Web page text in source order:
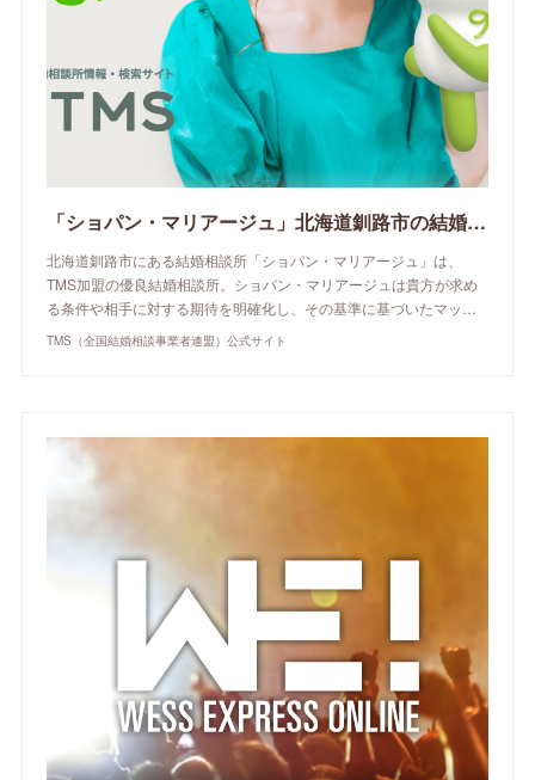
「ショパン・マリアージュ」北海道釧路市の結婚相談所 | TMS（全国結婚相談事業者連盟）公式サイト
北海道釧路市にある結婚相談所「ショパン・マリアージュ」は、
TMS加盟の優良結婚相談所。ショパン・マリアージュは貴方が求め
る条件や相手に対する期待を明確化し、その基準に基づいたマッ…
TMS（全国結婚相談事業者連盟）公式サイト